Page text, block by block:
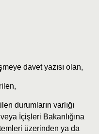
davet yazısı olan,
durumların varlığı
veya İçişleri Bakanlığına
üzerinden ya da